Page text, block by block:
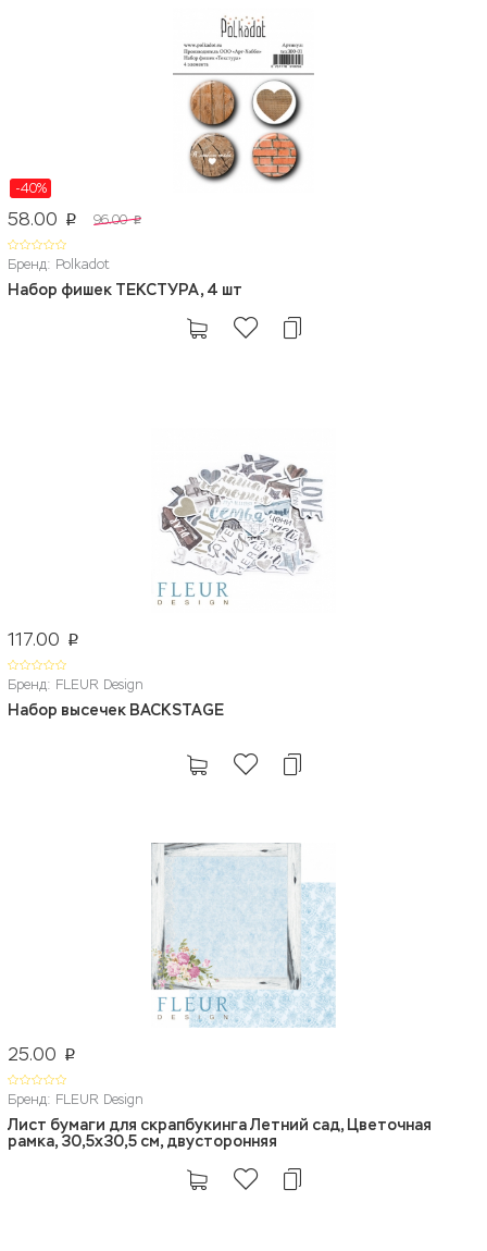
-40%
58.00 p 96.00 p
Бренд: Polkadot
Набор фишек ТЕКСТУРА, 4 шт
117.00 p
Бренд: FLEUR Design
Набор высечек BACKSTAGE
25.00 p
Бренд: FLEUR Design
Лист бумаги для скрапбукинга Летний сад, Цветочная
рамка, 30,5x30,5 см, двусторонняя